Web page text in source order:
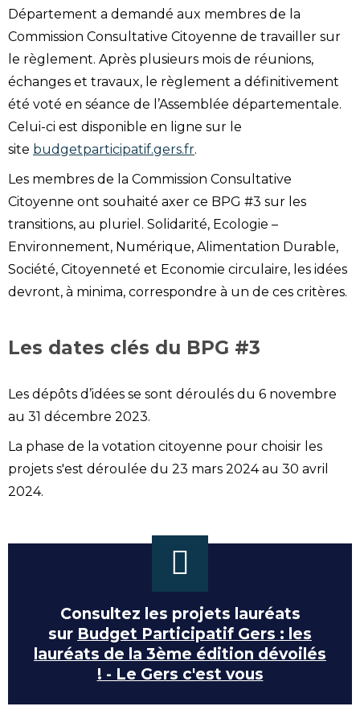
Département a demandé aux membres de la
Commission Consultative Citoyenne de travailler sur
le règlement. Après plusieurs mois de réunions,
échanges et travaux, le règlement a définitivement
été voté en séance de l’Assemblée départementale.
Celui-ci est disponible en ligne sur le
site budgetparticipatif.gers.fr.
Les membres de la Commission Consultative
Citoyenne ont souhaité axer ce BPG #3 sur les
transitions, au pluriel. Solidarité, Ecologie –
Environnement, Numérique, Alimentation Durable,
Société, Citoyenneté et Economie circulaire, les idées
devront, à minima, correspondre à un de ces critères.
Les dates clés du BPG #3
Les dépôts d’idées se sont déroulés du 6 novembre
au 31 décembre 2023.
La phase de la votation citoyenne pour choisir les
projets s'est déroulée du 23 mars 2024 au 30 avril
2024.
Consultez les projets lauréats
sur Budget Participatif Gers : les
lauréats de la 3ème édition dévoilés
! - Le Gers c'est vous